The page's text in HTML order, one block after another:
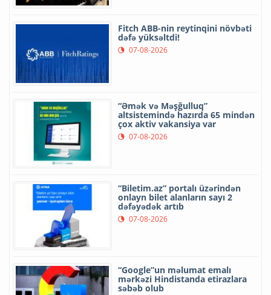
Fitch ABB-nin reytinqini növbəti
dəfə yüksəltdi!
07-08-2026
“Əmək və Məşğulluq”
altsistemində hazırda 65 mindən
çox aktiv vakansiya var
07-08-2026
“Biletim.az” portalı üzərindən
onlayn bilet alanların sayı 2
dəfəyədək artıb
07-08-2026
“Google”un məlumat emalı
mərkəzi Hindistanda etirazlara
səbəb olub